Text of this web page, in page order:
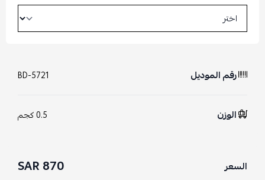
رقم الموديل BD-5721
الوزن 0.5 كجم
السعر 870 SAR